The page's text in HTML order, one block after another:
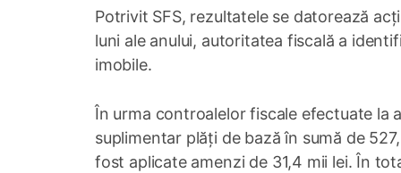
Potrivit SFS, rezultatele se datorează
luni ale anului, autoritatea fiscală a
imobile.
În urma controalelor fiscale efectuate la
suplimentar plăți de bază în sumă de
fost aplicate amenzi de 31,4 mii lei. În